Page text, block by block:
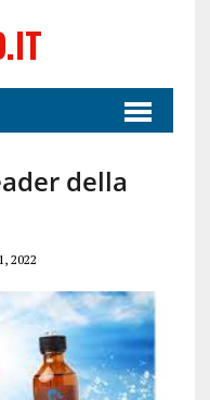
della
2022